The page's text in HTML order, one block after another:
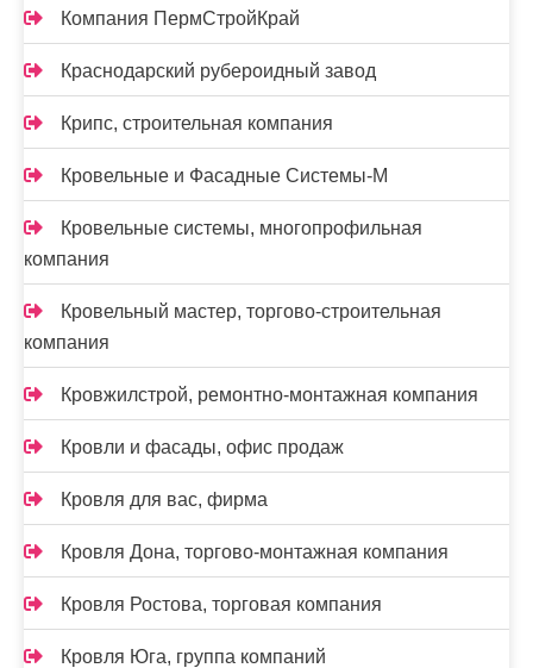
Компания ПермСтройКрай
Краснодарский рубероидный завод
Крипс, строительная компания
Кровельные и Фасадные Системы-М
Кровельные системы, многопрофильная
компания
Кровельный мастер, торгово-строительная
компания
Кровжилстрой, ремонтно-монтажная компания
Кровли и фасады, офис продаж
Кровля для вас, фирма
Кровля Дона, торгово-монтажная компания
Кровля Ростова, торговая компания
Кровля Юга, группа компаний